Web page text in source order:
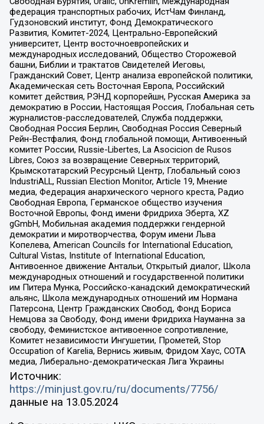
федерация транспортных рабочих, ИстЧам Финланд,
Гудзоновский институт, Фонд Демократического
Развития, Комитет-2024, Центрально-Европейский
университет, Центр восточноевропейских и
международных исследований, Общество Сторожевой
башни, Библии и трактатов Свидетелей Иеговы,
Гражданский Совет, Центр анализа европейской политики,
Академическая сеть Восточная Европа, Российский
комитет действия, РЭНД корпорейшн, Русская Америка за
демократию в России, Настоящая Россия, Глобальная сеть
журналистов-расследователей, Служба поддержки,
Свободная Россия Берлин, Свободная Россия Северный
Рейн-Вестфалия, Фонд глобальной помощи, Антивоенный
комитет России, Russie-Libertes, La Asocicion de Rusos
Libres, Союз за возвращение Северных территорий,
Крымскотатарский Ресурсный Центр, Глобальный союз
IndustriALL, Russian Election Monitor, Article 19, Мнение
медиа, Федерация анархического черного креста, Радио
Свободная Европа, Германское общество изучения
Восточной Европы, Фонд имени Фридриха Эберта, XZ
gGmbH, Мобильная академия поддержки гендерной
демократии и миротворчества, Форум имени Льва
Копелева, American Councils for International Education,
Cultural Vistas, Institute of International Education,
Антивоенное движение Антальи, Открытый диалог, Школа
международных отношений и государственной политики
им Питера Мунка, Российско-канадский демократический
альянс, Школа международных отношений им Нормана
Патерсона, Центр Гражданских Свобод, Фонд Бориса
Немцова за Свободу, Фонд имени Фридриха Науманна за
свободу, Феминистское антивоенное сопротивление,
Комитет независимости Ингушетии, Прометей, Stop
Occupation of Karelia, Вернись живым, Фридом Хаус, СОТА
медиа, Либерально-демократическая Лига Украины
Источник:
https://minjust.gov.ru/ru/documents/7756/
данные на 13.05.2024